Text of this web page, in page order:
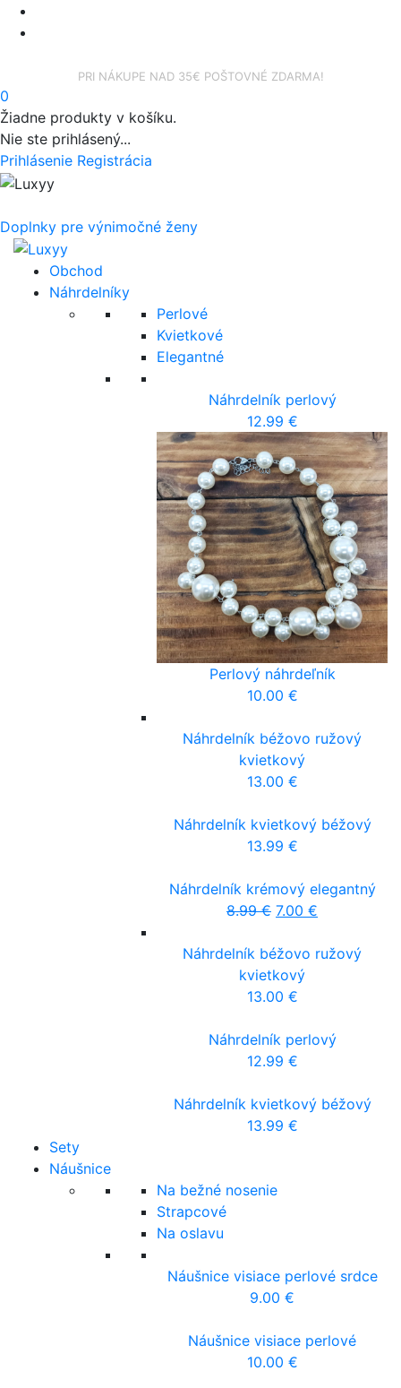
PRI NÁKUPE NAD 35€ POŠTOVNÉ ZDARMA!
0
Žiadne produkty v košíku.
Nie ste prihlásený...
Prihlásenie Registrácia
Doplnky pre výnimočné ženy
Obchod
Náhrdelníky
Perlové
Kvietkové
Elegantné
Náhrdelník perlový
12.99 €
Perlový náhrdeľník
10.00 €
Náhrdelník béžovo ružový
kvietkový
13.00 €
Náhrdelník kvietkový béžový
13.99 €
Náhrdelník krémový elegantný
8.99€ 7.00 €
Náhrdelník béžovo ružový
kvietkový
13.00 €
Náhrdelník perlový
12.99 €
Náhrdelník kvietkový béžový
13.99 €
Sety
Náušnice
Na bežné nosenie
Strapcové
Na oslavu
Náušnice visiace perlové srdce
9.00 €
Náušnice visiace perlové
10.00 €